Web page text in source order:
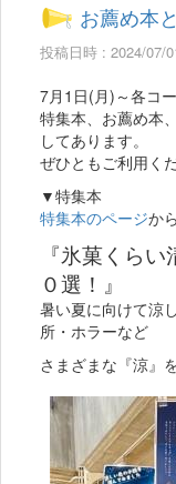
お薦め本
投稿日時 : 2024/07/
7月1日(月)～各コ
特集本、お薦め本
してあります。
ぜひともご利用くだ
▼特集本
特集本のページか
『氷菓くら
０選！』
暑い夏に向けて涼
所・ホラーなど
さまざまな『涼』